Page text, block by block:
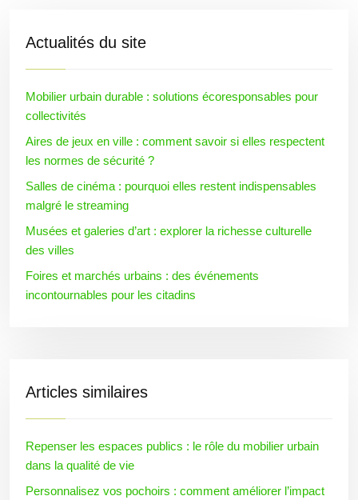
Actualités du site
Mobilier urbain durable : solutions écoresponsables pour
collectivités
Aires de jeux en ville : comment savoir si elles respectent
les normes de sécurité ?
Salles de cinéma : pourquoi elles restent indispensables
malgré le streaming
Musées et galeries d’art : explorer la richesse culturelle
des villes
Foires et marchés urbains : des événements
incontournables pour les citadins
Articles similaires
Repenser les espaces publics : le rôle du mobilier urbain
dans la qualité de vie
Personnalisez vos pochoirs : comment améliorer l’impact